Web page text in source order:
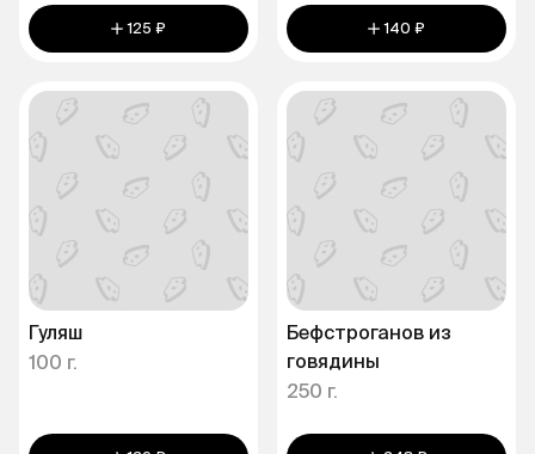
125 ₽ 140 ₽
Гуляш
100 г.
Бефстроганов из
говядины
250 г.